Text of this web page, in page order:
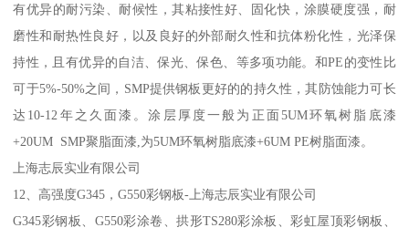
有优异的耐污染、耐候性，其粘接性好、固化快，涂膜硬度强，耐
磨性和耐热性良好，以及良好的外部耐久性和抗体粉化性，光泽保
持性，且有优异的自洁、保光、保色、等多项功能。和PE的变性比
可于5%-50%之间，SMP提供钢板更好的的持久性，其防蚀能力可长
达10-12年之久面漆。涂层厚度一般为正面5UM环氧树脂底漆
+20UM SMP聚脂面漆,为5UM环氧树脂底漆+6UM PE树脂面漆。
上海志辰实业有限公司
12、高强度G345，G550彩钢板-上海志辰实业有限公司
G345彩钢板、G550彩涂卷、拱形TS280彩涂板、彩虹屋顶彩钢板、